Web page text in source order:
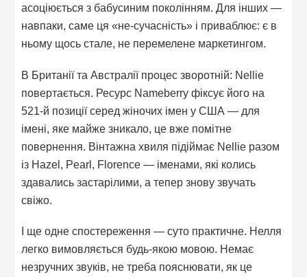
асоціюється з бабусиним поколінням. Для інших —
навпаки, саме ця «не-сучасність» і приваблює: є в
ньому щось стале, не перемелене маркетингом.
В Британії та Австралії процес зворотній: Nellie
повертається. Ресурс Nameberry фіксує його на
521-й позиції серед жіночих імен у США — для
імені, яке майже зникало, це вже помітне
повернення. Вінтажна хвиля підіймає Nellie разом
із Hazel, Pearl, Florence — іменами, які колись
здавались застарілими, а тепер знову звучать
свіжо.
І ще одне спостереження — суто практичне. Нелля
легко вимовляється будь-якою мовою. Немає
незручних звуків, не треба пояснювати, як це